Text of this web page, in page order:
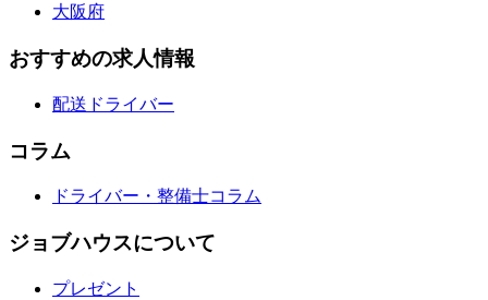
大阪府
おすすめの求人情報
配送ドライバー
コラム
ドライバー・整備士コラム
ジョブハウスについて
プレゼント